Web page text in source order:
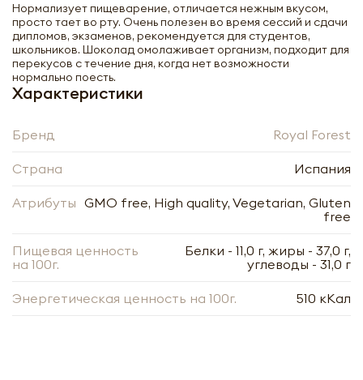
Нормализует пищеварение, отличается нежным вкусом,
просто тает во рту. Очень полезен во время сессий и сдачи
дипломов, экзаменов, рекомендуется для студентов,
школьников. Шоколад омолаживает организм, подходит для
перекусов с течение дня, когда нет возможности
нормально поесть.
Характеристики
Бренд Royal Forest
Страна Испания
Атрибуты GMO free, High quality, Vegetarian, Gluten
free
Пищевая ценность
на 100г.
Белки - 11,0 г, жиры - 37,0 г,
углеводы - 31,0 г
Энергетическая ценность на 100г. 510 кКал
изюмом (carob chocolate) Royal Forest |